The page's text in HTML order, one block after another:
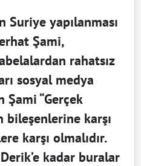
Suriye yapılanması
Şami,
rahatsız
sosyal medya
Şami “Gerçek
bileşenlerine karşı
karşı olmalıdır.
kadar buralar